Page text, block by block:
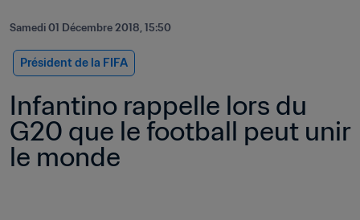
Samedi 01 Décembre 2018, 15:50
Président de la FIFA
Infantino rappelle lors du
G20 que le football peut unir
le monde